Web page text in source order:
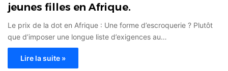
jeunes filles en Afrique.
Le prix de la dot en Afrique : Une forme d’escroquerie ? Plutôt
que d’imposer une longue liste d’exigences au…
Lire la suite »